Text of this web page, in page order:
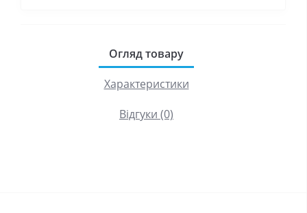
Огляд товару
Характеристики
Відгуки (0)